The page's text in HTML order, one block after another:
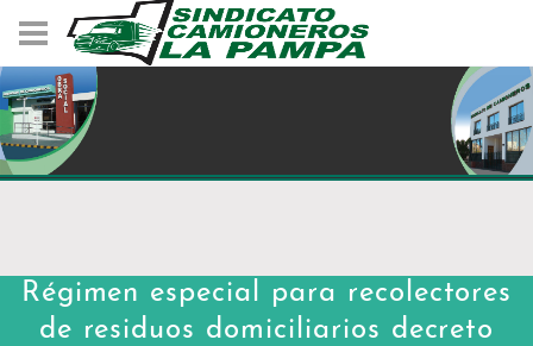
Régimen especial para recolectores
de residuos domiciliarios decreto